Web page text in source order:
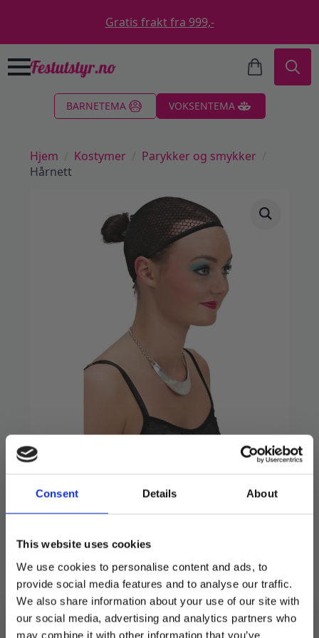
Consent Details About
This website uses cookies
We use cookies to personalise content and ads, to
provide social media features and to analyse our traffic.
We also share information about your use of our site with
our social media, advertising and analytics partners who
may combine it with other information that you’ve
Gratis frakt fra 999,-
BARNETEMA VOKSENTEMA
Hjem Kostymer
Parykker og smykker
Hårnett
Hårnett
39kr
LEGG I HANDLEKURV